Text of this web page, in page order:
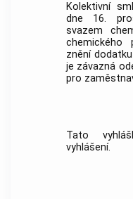
Kolektivní
dne 16.
svazem
chemického
znění
je závazná
pro
Tato
vyhlášení.